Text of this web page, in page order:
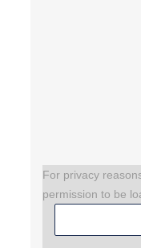
For privacy
permission to be